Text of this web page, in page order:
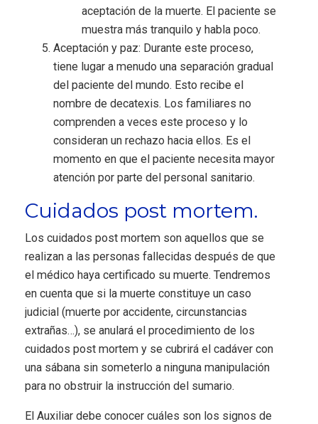
aceptación de la muerte. El paciente se
muestra más tranquilo y habla poco.
Aceptación y paz: Durante este proceso,
tiene lugar a menudo una separación gradual
del paciente del mundo. Esto recibe el
nombre de decatexis. Los familiares no
comprenden a veces este proceso y lo
consideran un rechazo hacia ellos. Es el
momento en que el paciente necesita mayor
atención por parte del personal sanitario.
Cuidados post mortem.
Los cuidados post mortem son aquellos que se
realizan a las personas fallecidas después de que
el médico haya certificado su muerte. Tendremos
en cuenta que si la muerte constituye un caso
judicial (muerte por accidente, circunstancias
extrañas…), se anulará el procedimiento de los
cuidados post mortem y se cubrirá el cadáver con
una sábana sin someterlo a ninguna manipulación
para no obstruir la instrucción del sumario.
El Auxiliar debe conocer cuáles son los signos de